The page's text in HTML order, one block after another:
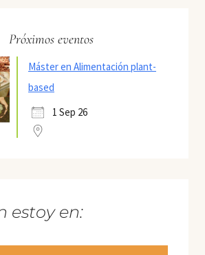
Próximos eventos
Máster en Alimentación plant-
based
1 Sep 26
estoy en: